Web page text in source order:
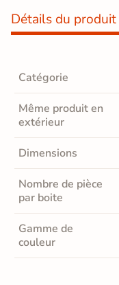
Détails du produit
Catégorie
Même produit en
extérieur
Dimensions
Nombre de pièce
par boite
Gamme de
couleur